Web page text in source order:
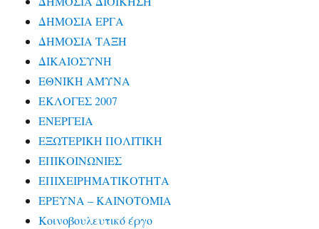
ΔΗΜΟΣΙΑ ΕΡΓΑ
ΔΗΜΟΣΙΑ ΤΑΞΗ
ΔΙΚΑΙΟΣΥΝΗ
ΕΘΝΙΚΗ ΑΜΥΝΑ
ΕΚΛΟΓΕΣ 2007
ΕΝΕΡΓΕΙΑ
ΕΞΩΤΕΡΙΚΗ ΠΟΛΙΤΙΚΗ
ΕΠΙΚΟΙΝΩΝΙΕΣ
ΕΠΙΧΕΙΡΗΜΑΤΙΚΟΤΗΤΑ
ΕΡΕΥΝΑ – ΚΑΙΝΟΤΟΜΙΑ
Κοινοβουλευτικό έργο